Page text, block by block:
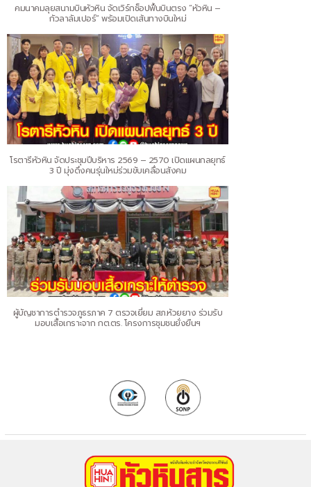
คมนาคมลุยสนามบินหัวหิน จัดเวิร์กช็อปฟื้นบินตรง “หัวหิน –
กัวลาลัมเปอร์” พร้อมเปิดเส้นทางบินใหม่
โรตารีหัวหิน จัดประชุมปีบริหาร 2569 – 2570 เปิดแผนกลยุทธ์
3 ปี มุ่งดึงคนรุ่นใหม่ร่วมขับเคลื่อนสังคม
ผู้บัญชาการตำรวจภูธรภาค 7 ตรวจเยี่ยม สภ.ห้วยยาง ร่วมรับ
มอบเสื้อเกราะจาก กต.ตร. โครงการชุมชนยั่งยืนฯ